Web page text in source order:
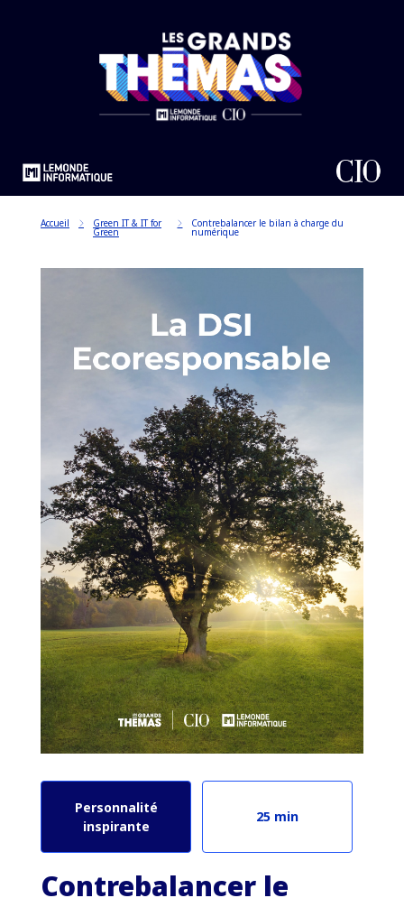
Accueil Green IT & IT for
Green
Contrebalancer le bilan à charge du
numérique
Personnalité
inspirante
25 min
Contrebalancer le